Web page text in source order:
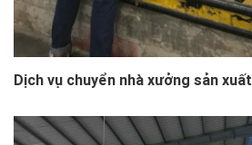
Dịch vụ chuyển nhà xưởng sản xuất